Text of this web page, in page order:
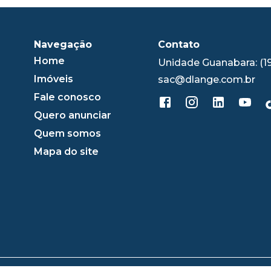
Navegação
Home
Imóveis
Fale conosco
Quero anunciar
Quem somos
Mapa do site
Contato
Unidade Guanabara:
sac@dlange.com.br